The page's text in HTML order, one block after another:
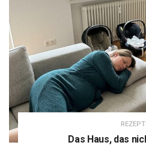
Das Haus, das